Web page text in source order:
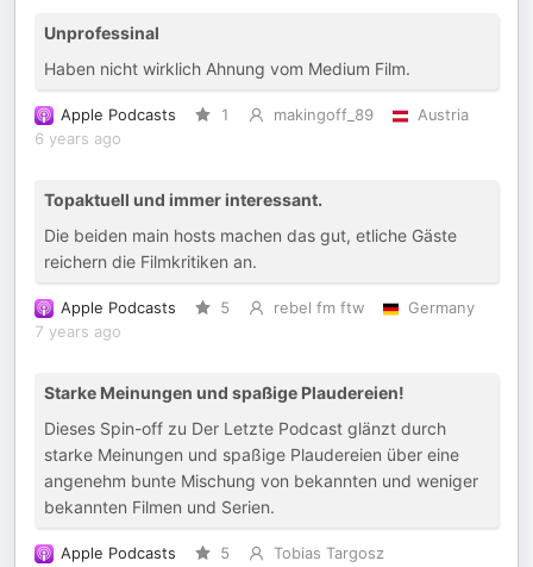
Unprofessinal
Haben nicht wirklich Ahnung vom Medium Film.
Apple Podcasts 1 makingoff_89
Austria
6 years ago
Topaktuell und immer interessant.
Die beiden main hosts machen das gut, etliche Gäste
reichern die Filmkritiken an.
Apple Podcasts 5 rebel fm ftw
Germany
7 years ago
Starke Meinungen und spaßige Plaudereien!
Dieses Spin-off zu Der Letzte Podcast glänzt durch
starke Meinungen und spaßige Plaudereien über eine
angenehm bunte Mischung von bekannten und weniger
bekannten Filmen und Serien.
Apple Podcasts 5
Tobias Targosz